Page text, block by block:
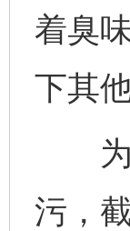
着臭
下其
为
污，